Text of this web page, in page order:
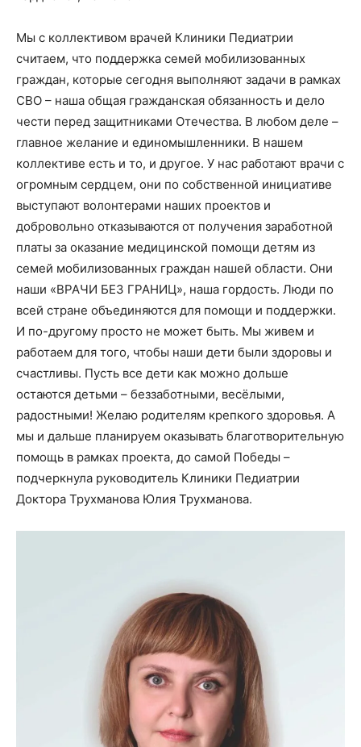
Мы с коллективом врачей Клиники Педиатрии
считаем, что поддержка семей мобилизованных
граждан, которые сегодня выполняют задачи в рамках
СВО – наша общая гражданская обязанность и дело
чести перед защитниками Отечества. В любом деле –
главное желание и единомышленники. В нашем
коллективе есть и то, и другое. У нас работают врачи с
огромным сердцем, они по собственной инициативе
выступают волонтерами наших проектов и
добровольно отказываются от получения заработной
платы за оказание медицинской помощи детям из
семей мобилизованных граждан нашей области. Они
наши «ВРАЧИ БЕЗ ГРАНИЦ», наша гордость. Люди по
всей стране объединяются для помощи и поддержки.
И по-другому просто не может быть. Мы живем и
работаем для того, чтобы наши дети были здоровы и
счастливы. Пусть все дети как можно дольше
остаются детьми – беззаботными, весёлыми,
радостными! Желаю родителям крепкого здоровья. А
мы и дальше планируем оказывать благотворительную
помощь в рамках проекта, до самой Победы –
подчеркнула руководитель Клиники Педиатрии
Доктора Трухманова Юлия Трухманова.